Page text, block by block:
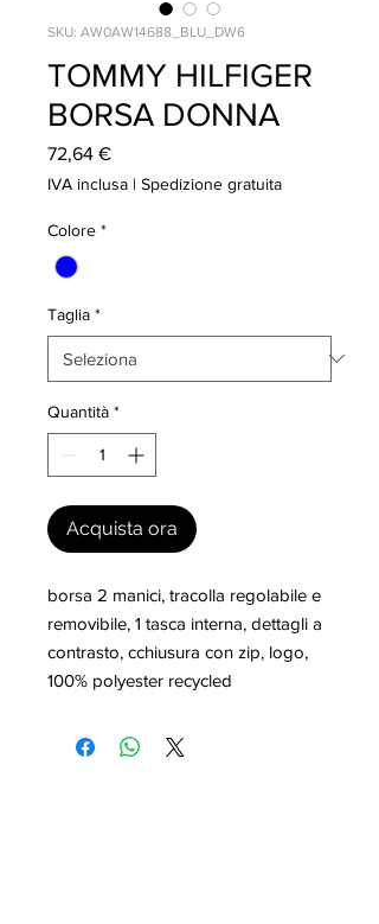
SKU: AW0AW14688_BLU_DW6
TOMMY HILFIGER
BORSA DONNA
72,64 €Prezzo
IVA inclusa | Spedizione gratuita
Colore *
Taglia *
Quantità *
Acquista ora
borsa 2 manici, tracolla regolabile e
removibile, 1 tasca interna, dettagli a
contrasto, cchiusura con zip, logo,
100% polyester recycled